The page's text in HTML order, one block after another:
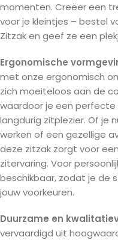
momenten. Creëer een
voor je kleintjes – bestel
Zitzak en geef ze een
Ergonomische
met onze ergonomisch
zich moeiteloos aan de
waardoor je een
langdurig zitplezier. Of je
werken of een gezellige
deze zitzak zorgt voor
zitervaring. Voor
beschikbaar, zodat je de
jouw voorkeuren.
Duurzame en
vervaardigd uit